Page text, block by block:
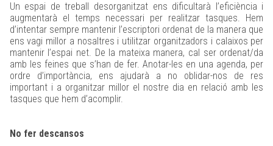
Un espai de treball desorganitzat ens dificultarà l’eficiència i
augmentarà el temps necessari per realitzar tasques. Hem
d’intentar sempre mantenir l’escriptori ordenat de la manera que
ens vagi millor a nosaltres i utilitzar organitzadors i calaixos per
mantenir l’espai net. De la mateixa manera, cal ser ordenat/da
amb les feines que s’han de fer. Anotar-les en una agenda, per
ordre d’importància, ens ajudarà a no oblidar-nos de res
important i a organitzar millor el nostre dia en relació amb les
tasques que hem d’acomplir.
No fer descansos